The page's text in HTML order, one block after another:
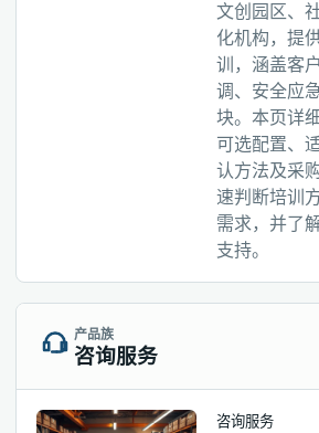
文创园区、
化机构，提
训，涵盖客
调、安全应
块。本页详
可选配置、
认方法及采
速判断培训
需求，并了
支持。
产品族
咨询服务
咨询服务